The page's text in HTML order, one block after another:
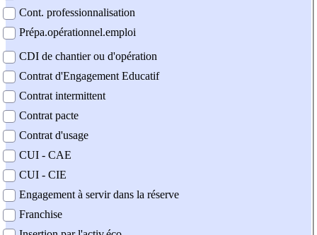
Cont. professionnalisation
Prépa.opérationnel.emploi
CDI de chantier ou d'opération
Contrat d'Engagement Educatif
Contrat intermittent
Contrat pacte
Contrat d'usage
CUI - CAE
CUI - CIE
Engagement à servir dans la réserve
Franchise